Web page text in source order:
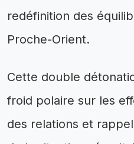
redéfinition des
Proche-Orient.
Cette double
froid polaire sur les
des relations et